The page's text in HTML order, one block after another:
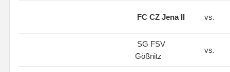
FC CZ Jena II vs.
SG FSV
Gößnitz
vs.